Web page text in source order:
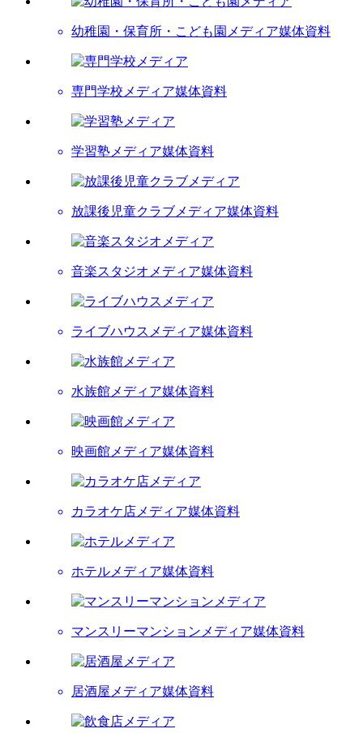
幼稚園・保育所・こども園メディア媒体資料
専門学校メディア媒体資料
学習塾メディア媒体資料
放課後児童クラブメディア媒体資料
音楽スタジオメディア媒体資料
ライブハウスメディア媒体資料
水族館メディア媒体資料
映画館メディア媒体資料
カラオケ店メディア媒体資料
ホテルメディア媒体資料
マンスリーマンションメディア媒体資料
居酒屋メディア媒体資料